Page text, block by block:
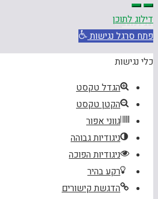
העמוד
דילוג לתוכן
פתח סרגל נגישות
כלי נגישות
הגדל טקסט
הקטן טקסט
גווני אפור
ניגודיות גבוהה
ניגודיות הפוכה
רקע בהיר
הדגשת קישורים